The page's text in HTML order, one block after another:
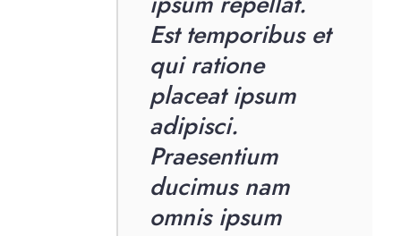
Est temporibus et
qui ratione
placeat ipsum
adipisci.
Praesentium
ducimus nam
omnis ipsum